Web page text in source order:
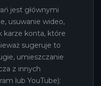
jest głównymi
usuwanie wideo,
karze konta, które
sugeruje to
umieszczanie
z innych
lub YouTube):